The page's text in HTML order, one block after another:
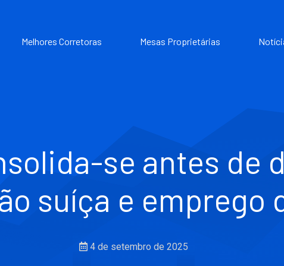
Melhores Corretoras Mesas Proprietárias
se antes de
suíça e emprego
4 de setembro de 2025